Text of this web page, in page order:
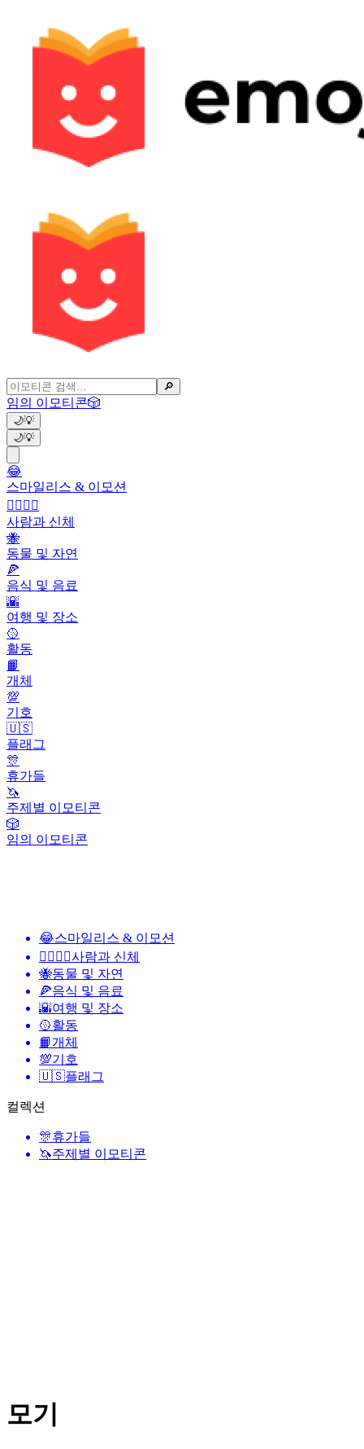
🔎
임의 이모티콘🎲
🌙💡
🌙💡
😂
스마일리스 & 이모션
👩‍❤️‍💋‍👨
사람과 신체
🐝
동물 및 자연
🍕
음식 및 음료
🌇
여행 및 장소
🥎
활동
📙
개체
💯
기호
🇺🇸
플래그
🎊
휴가들
🦄
주제별 이모티콘
🎲
임의 이모티콘
😂스마일리스 & 이모션
👩‍❤️‍💋‍👨사람과 신체
🐝동물 및 자연
🍕음식 및 음료
🌇여행 및 장소
🥎활동
📙개체
💯기호
🇺🇸플래그
컬렉션
🎊휴가들
🦄주제별 이모티콘
모기